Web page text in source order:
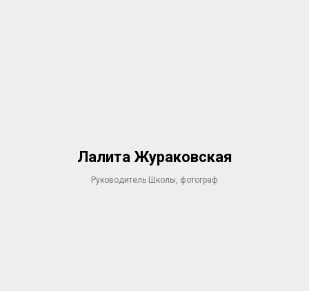
Лалита Жураковская
Руководитель Школы, фотограф